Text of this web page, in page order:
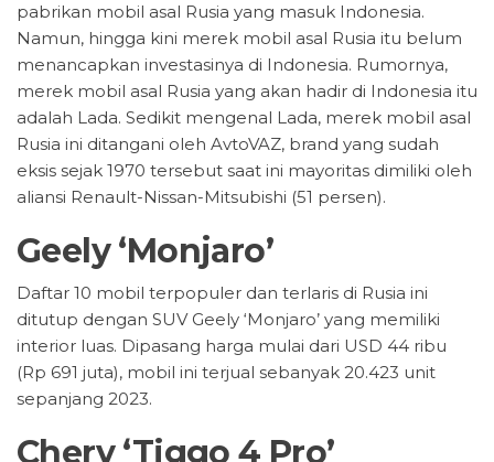
pabrikan mobil asal Rusia yang masuk Indonesia.
Namun, hingga kini merek mobil asal Rusia itu belum
menancapkan investasinya di Indonesia. Rumornya,
merek mobil asal Rusia yang akan hadir di Indonesia itu
adalah Lada. Sedikit mengenal Lada, merek mobil asal
Rusia ini ditangani oleh AvtoVAZ, brand yang sudah
eksis sejak 1970 tersebut saat ini mayoritas dimiliki oleh
aliansi Renault-Nissan-Mitsubishi (51 persen).
Geely ‘Monjaro’
Daftar 10 mobil terpopuler dan terlaris di Rusia ini
ditutup dengan SUV Geely ‘Monjaro’ yang memiliki
interior luas. Dipasang harga mulai dari USD 44 ribu
(Rp 691 juta), mobil ini terjual sebanyak 20.423 unit
sepanjang 2023.
Chery ‘Tiggo 4 Pro’